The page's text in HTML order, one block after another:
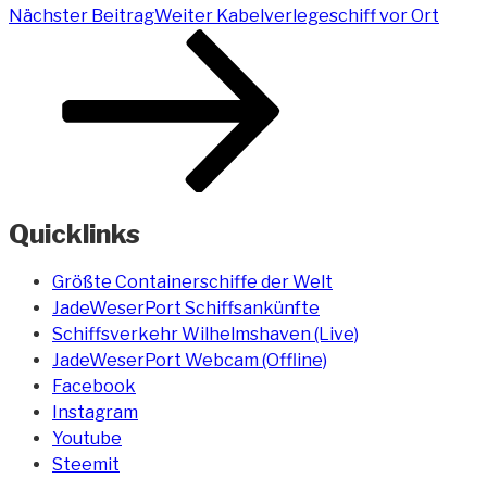
Nächster BeitragWeiter Kabelverlegeschiff vor Ort
Quicklinks
Größte Containerschiffe der Welt
JadeWeserPort Schiffsankünfte
Schiffsverkehr Wilhelmshaven (Live)
JadeWeserPort Webcam (Offline)
Facebook
Instagram
Youtube
Steemit